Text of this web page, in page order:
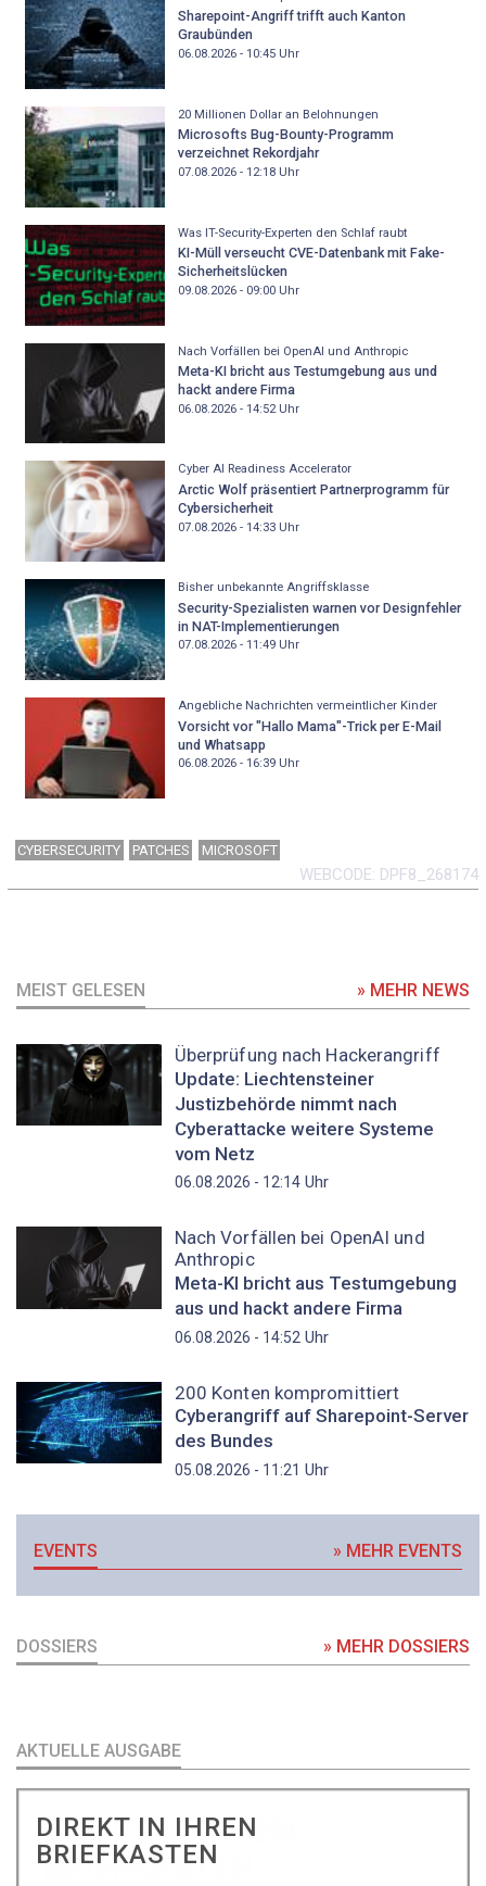
Sharepoint-Angriff trifft auch Kanton
Graubünden
06.08.2026 - 10:45Uhr
20 Millionen Dollar an Belohnungen
Microsofts Bug-Bounty-Programm
verzeichnet Rekordjahr
07.08.2026 - 12:18Uhr
Was IT-Security-Experten den Schlaf raubt
KI-Müll verseucht CVE-Datenbank mit Fake-
Sicherheitslücken
09.08.2026 - 09:00Uhr
Nach Vorfällen bei OpenAI und Anthropic
Meta-KI bricht aus Testumgebung aus und
hackt andere Firma
06.08.2026 - 14:52Uhr
Cyber AI Readiness Accelerator
Arctic Wolf präsentiert Partnerprogramm für
Cybersicherheit
07.08.2026 - 14:33Uhr
Bisher unbekannte Angriffsklasse
Security-Spezialisten warnen vor Designfehler
in NAT-Implementierungen
07.08.2026 - 11:49Uhr
Angebliche Nachrichten vermeintlicher Kinder
Vorsicht vor "Hallo Mama"-Trick per E-Mail
und Whatsapp
06.08.2026 - 16:39Uhr
CYBERSECURITY PATCHES MICROSOFT
WEBCODE DPF8_268174
MEIST GELESEN » MEHR NEWS
Überprüfung nach Hackerangriff
Update: Liechtensteiner
Justizbehörde nimmt nach
Cyberattacke weitere Systeme
vom Netz
06.08.2026 - 12:14Uhr
Nach Vorfällen bei OpenAI und
Anthropic
Meta-KI bricht aus Testumgebung
aus und hackt andere Firma
06.08.2026 - 14:52Uhr
200 Konten kompromittiert
Cyberangriff auf Sharepoint-Server
des Bundes
05.08.2026 - 11:21 Uhr
EVENTS » MEHR EVENTS
DOSSIERS » MEHR DOSSIERS
AKTUELLE AUSGABE
DIREKT IN IHREN
BRIEFKASTEN